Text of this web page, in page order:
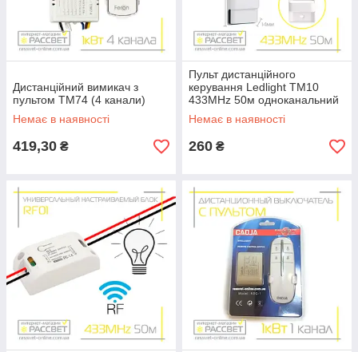
Дистанційний вимикач з
пультом TM74 (4 канали)
Немає в наявності
419,30 ₴
Пульт дистанційного
керування Ledlight TM10
433MHz 50м одноканальний
настроюється (без блоків)
Немає в наявності
260 ₴